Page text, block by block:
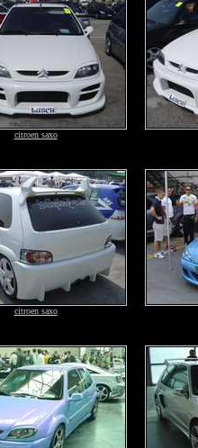
citroen saxo
citroen saxo